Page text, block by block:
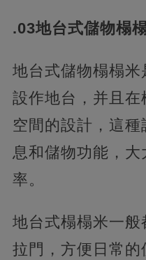
.03地台式儲物榻
地台式儲物榻榻
設作地台，并且
空間的設計，這
息和儲物功能，大
率。
地台式榻榻米一
拉門，方便日常